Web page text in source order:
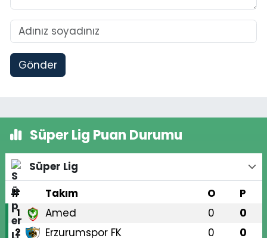
Gönder
Süper Lig Puan Durumu
Süper Lig
#
Takım O P
1 Amed 0 0
2 Erzurumspor FK 0 0